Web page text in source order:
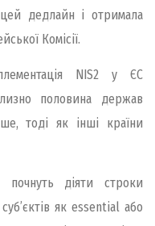
дедлайн і отримала
Комісії.
NIS2 у ЄС
половина держав
тоді як інші країни
почнуть діяти строки
як essential або